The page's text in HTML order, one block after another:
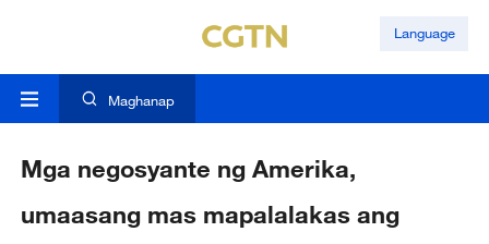
Language
Maghanap
Mga negosyante ng Amerika,
umaasang mas mapalalakas ang